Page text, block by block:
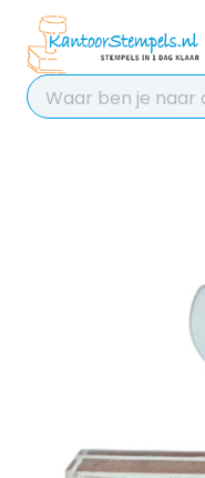
Chat
voor